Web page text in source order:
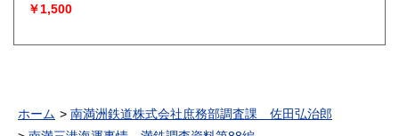
￥1,500
ホーム
南満洲鉄道株式会社庶務部調査課 佐田弘治郎